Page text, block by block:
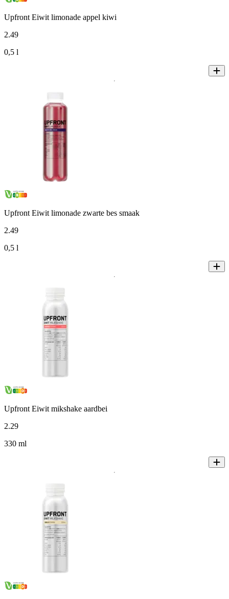
Upfront Eiwit limonade appel kiwi
2.49
0,5 l
Upfront Eiwit limonade zwarte bes smaak
2.49
0,5 l
Upfront Eiwit mikshake aardbei
2.29
330 ml